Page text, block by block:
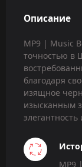
Описание
MP9 | Music
точностью в
благодаря
изящное
изысканным
MP9